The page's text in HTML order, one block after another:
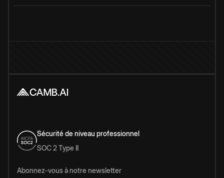
Sécurité de niveau professionnel
SOC 2 Type II
Abonnez-vous à notre newsletter